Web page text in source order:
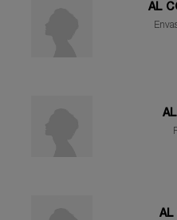
AL
AL